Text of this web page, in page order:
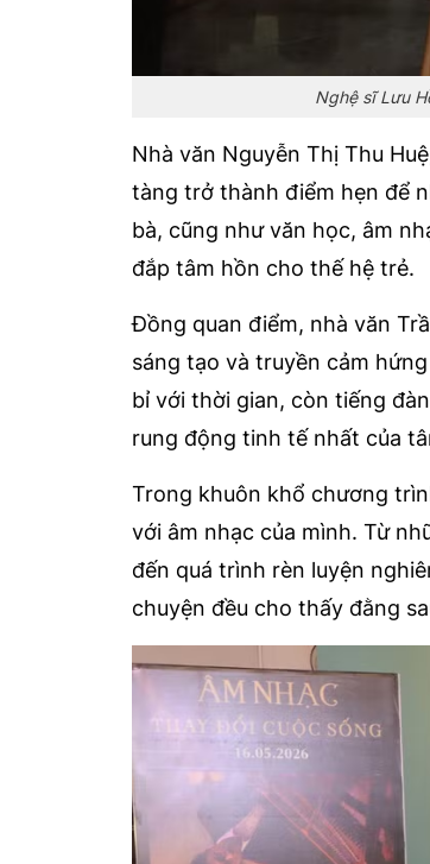
Nghệ sĩ Lưu
Nhà văn Nguyễn Thị Thu
tàng trở thành điểm hẹn để
bà, cũng như văn học, âm
đắp tâm hồn cho thế hệ trẻ.
Đồng quan điểm, nhà văn
sáng tạo và truyền cảm
bỉ với thời gian, còn tiếng
rung động tinh tế nhất của
Trong khuôn khổ chương
với âm nhạc của mình. Từ
đến quá trình rèn luyện
chuyện đều cho thấy đằng